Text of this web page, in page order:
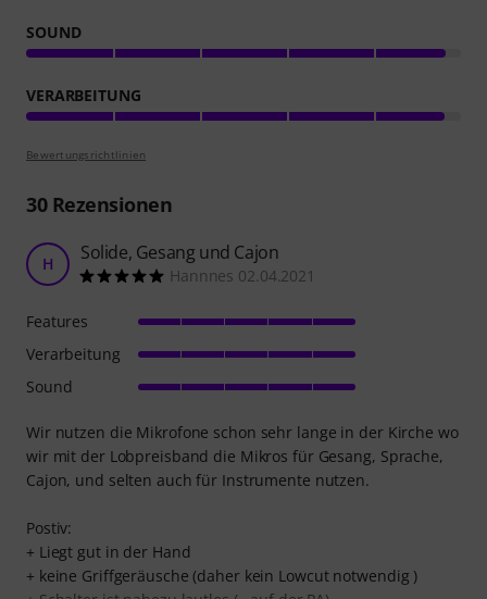
SOUND
VERARBEITUNG
Bewertungsrichtlinien
30Rezensionen
H Solide, Gesang und Cajon
Hannnes 02.04.2021
Wir nutzen die Mikrofone schon sehr lange in der Kirche wo
wir mit der Lobpreisband die Mikros für Gesang, Sprache,
Cajon, und selten auch für Instrumente nutzen.
Postiv:
+ Liegt gut in der Hand
+ keine Griffgeräusche (daher kein Lowcut notwendig )
Features
Verarbeitung
Sound